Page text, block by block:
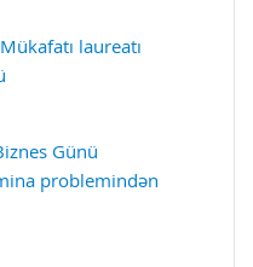
laureatı
Günü
problemindən